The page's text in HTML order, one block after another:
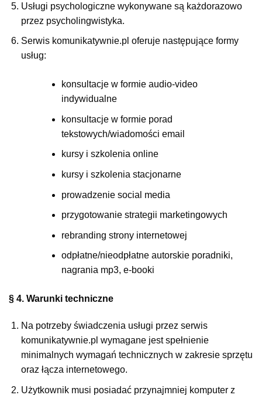
Usługi psychologiczne wykonywane są każdorazowo
przez psycholingwistyka.
Serwis komunikatywnie.pl oferuje następujące formy
usług:
konsultacje w formie audio-video
indywidualne
konsultacje w formie porad
tekstowych/wiadomości email
kursy i szkolenia online
kursy i szkolenia stacjonarne
prowadzenie social media
przygotowanie strategii marketingowych
rebranding strony internetowej
odpłatne/nieodpłatne autorskie poradniki,
nagrania mp3, e-booki
§ 4. Warunki techniczne
Na potrzeby świadczenia usługi przez serwis
komunikatywnie.pl wymagane jest spełnienie
minimalnych wymagań technicznych w zakresie sprzętu
oraz łącza internetowego.
Użytkownik musi posiadać przynajmniej komputer z